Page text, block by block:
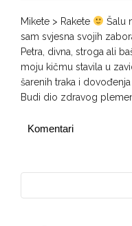
Mikete > Rakete
Šalu
sam svjesna svojih
Petra, divna, stroga ali
moju kičmu stavila u
šarenih traka i
Budi dio zdravog
Komentari